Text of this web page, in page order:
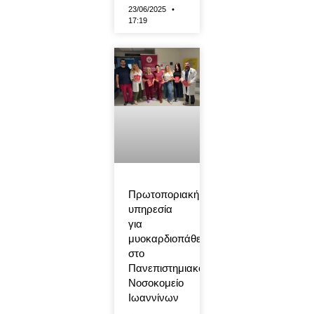
23/06/2025
17:19
Πρωτοποριακή
υπηρεσία
για
μυοκαρδιοπάθειες
στο
Πανεπιστημιακό
Νοσοκομείο
Ιωαννίνων